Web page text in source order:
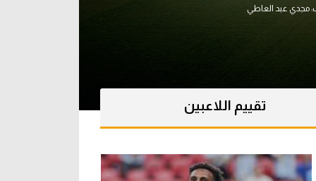
مجدي عبد العاطي
تقييم اللاعبين